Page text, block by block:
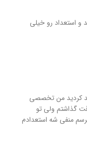
استعداد رو خیلی
کردید من تخصصی
گذاشتم ولی تو
منفی شه استعدادم